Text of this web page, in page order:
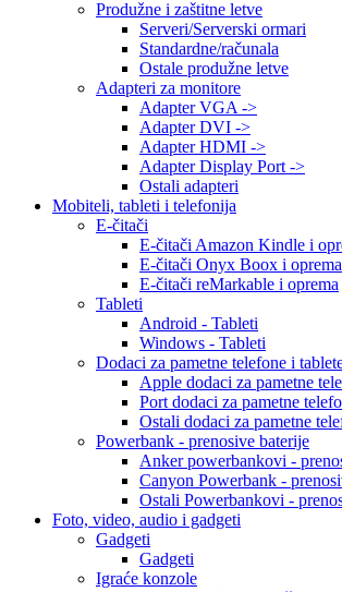
Produžne i zaštitne letve
Serveri/Serverski ormari
Standardne/računala
Ostale produžne letve
Adapteri za monitore
Adapter VGA ->
Adapter DVI ->
Adapter HDMI ->
Adapter Display Port ->
Ostali adapteri
Mobiteli, tableti i telefonija
E-čitači
E-čitači Amazon Kindle i
E-čitači Onyx Boox i oprema
E-čitači reMarkable i oprema
Tableti
Android - Tableti
Windows - Tableti
Dodaci za pametne telefone i
Apple dodaci za pametne
Port dodaci za pametne
Ostali dodaci za pametne
Powerbank - prenosive baterije
Anker powerbankovi -
Canyon Powerbank -
Ostali Powerbankovi -
Foto, video, audio i gadgeti
Gadgeti
Gadgeti
Igraće konzole